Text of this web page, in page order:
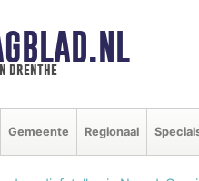
drenthe
Gemeente Regionaal